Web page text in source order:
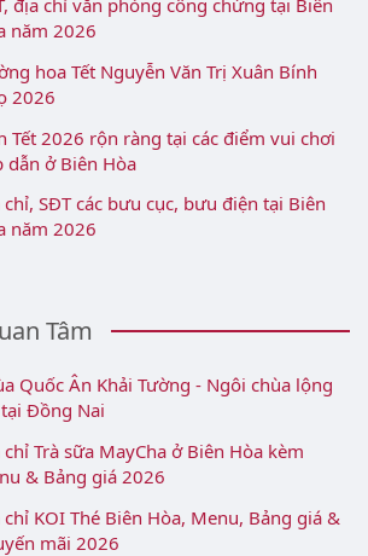
năm 2026
hoa Tết Nguyễn Văn Trị Xuân Bính
2026
Tết 2026 rộn ràng tại các điểm vui chơi
dẫn ở Biên Hòa
SĐT các bưu cục, bưu điện tại Biên
năm 2026
Tâm
Quốc Ân Khải Tường - Ngôi chùa lộng
Đồng Nai
Trà sữa MayCha ở Biên Hòa kèm
& Bảng giá 2026
KOI Thé Biên Hòa, Menu, Bảng giá &
mãi 2026